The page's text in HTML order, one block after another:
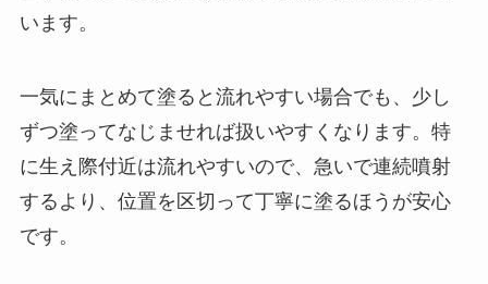
います。
一気にまとめて塗ると流れやすい場合でも、少し
ずつ塗ってなじませれば扱いやすくなります。特
に生え際付近は流れやすいので、急いで連続噴射
するより、位置を区切って丁寧に塗るほうが安心
です。